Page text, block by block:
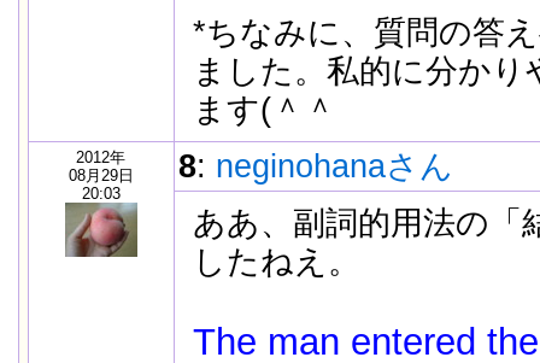
*ちなみに、質問の答
ました。私的に分か
ます(＾＾
2012年
08月29日
20:03
8: neginohanaさん
ああ、副詞的用法の「
したねえ。
The man entered